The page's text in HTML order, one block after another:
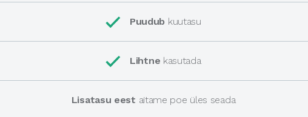
Puudub kuutasu
Lihtne kasutada
Lisatasu eest aitame poe üles seada